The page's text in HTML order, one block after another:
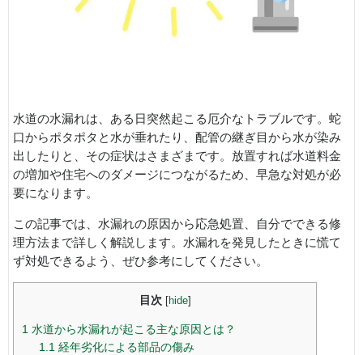
水道の水漏れは、ある日突然起こる厄介なトラブルです。蛇
口からポタポタと水が垂れたり、配管の継ぎ目から水が染み
出したりと、その症状はさまざまです。放置すれば水道料金
の増加や住宅へのダメージにつながるため、早急な対処が必
要になります。
この記事では、水漏れの原因から応急処置、自分でできる修
理方法まで詳しく解説します。水漏れを発見したときに慌て
ず対処できるよう、ぜひ参考にしてください。
目次 hide]
1 水道から水漏れが起こる主な原因とは？
1.1経年劣化による部品の傷み